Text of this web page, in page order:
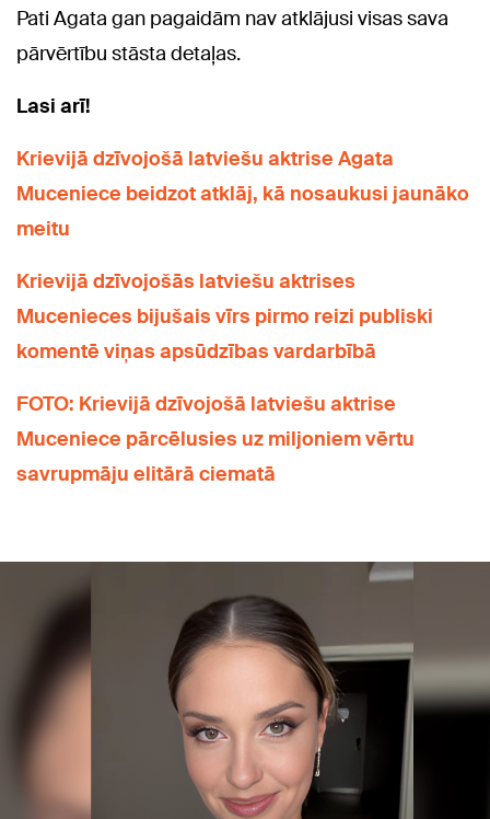
Pati Agata gan pagaidām nav atklājusi visas sava
pārvērtību stāsta detaļas.
Lasi arī!
Krievijā dzīvojošā latviešu aktrise Agata
Muceniece beidzot atklāj, kā nosaukusi jaunāko
meitu
Krievijā dzīvojošās latviešu aktrises
Mucenieces bijušais vīrs pirmo reizi publiski
komentē viņas apsūdzības vardarbībā
FOTO: Krievijā dzīvojošā latviešu aktrise
Muceniece pārcēlusies uz miljoniem vērtu
savrupmāju elitārā ciematā